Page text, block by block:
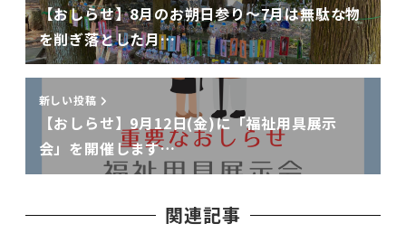
【おしらせ】8月のお朔日参り〜7月は無駄な物
を削ぎ落とした月…
新しい投稿
【おしらせ】9月12日(金)に「福祉用具展示
会」を開催します…
関連記事